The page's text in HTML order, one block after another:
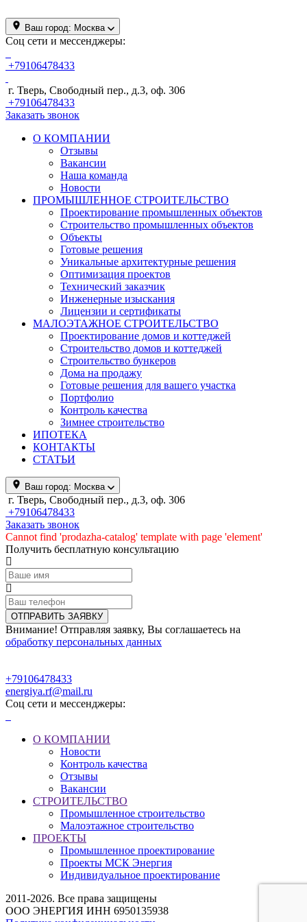
Ваш город: Москва
Соц сети и мессенджеры:
+79106478433
г. Тверь, Свободный пер., д.3, оф. 306
+79106478433
Заказать звонок
О КОМПАНИИ
Отзывы
Вакансии
Наша команда
Новости
ПРОМЫШЛЕННОЕ СТРОИТЕЛЬСТВО
Проектирование промышленных объектов
Строительство промышленных объектов
Объекты
Готовые решения
Уникальные архитектурные решения
Оптимизация проектов
Технический заказчик
Инженерные изыскания
Лицензии и сертификаты
МАЛОЭТАЖНОЕ СТРОИТЕЛЬСТВО
Проектирование домов и коттеджей
Строительство домов и коттеджей
Строительство бункеров
Дома на продажу
Готовые решения для вашего участка
Портфолио
Контроль качества
Зимнее строительство
ИПОТЕКА
КОНТАКТЫ
СТАТЬИ
Ваш город: Москва
г. Тверь, Свободный пер., д.3, оф. 306
+79106478433
Заказать звонок
Cannot find 'prodazha-catalog' template with page 'element'
Получить бесплатную консультацию
Внимание! Отправляя заявку, Вы соглашаетесь на
обработку персональных данных
+79106478433
energiya.rf@mail.ru
Соц сети и мессенджеры:
О КОМПАНИИ
Новости
Контроль качества
Отзывы
Вакансии
СТРОИТЕЛЬСТВО
Промышленное строительство
Малоэтажное строительство
ПРОЕКТЫ
Промышленное проектирование
Проекты МСК Энергия
Индивидуальное проектирование
2011-2026. Все права защищены
ООО ЭНЕРГИЯ ИНН 6950135938